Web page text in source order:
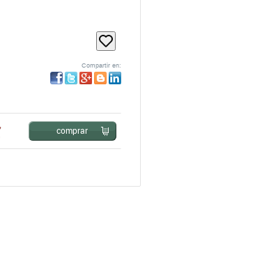
Compartir en:
comprar